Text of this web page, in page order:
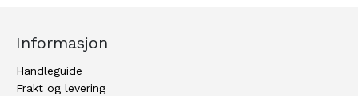
Informasjon
Handleguide
Frakt og levering